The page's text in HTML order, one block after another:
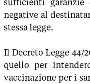
negative al
stessa legge.
Il Decreto Legge 44/
quello per
vaccinazione per i